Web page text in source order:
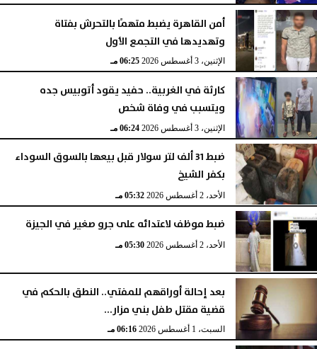
أمن القاهرة يضبط متهمًا بالتحرش بفتاة
وتهديدها في التجمع الأول
الإثنين، 3 أغسطس 2026 06:25 مـ
كارثة في الغربية.. حفيد يقود أتوبيس جده
ويتسبب في وفاة شخص
الإثنين، 3 أغسطس 2026 06:24 مـ
ضبط 31 ألف لتر سولار قبل بيعها بالسوق السوداء
بكفر الشيخ
الأحد، 2 أغسطس 2026 05:32 مـ
ضبط موظف لاعتدائه على جرو صغير في الجيزة
الأحد، 2 أغسطس 2026 05:30 مـ
بعد إحالة أوراقهم للمفتي.. النطق بالحكم في
قضية مقتل طفل بني مزار...
السبت، 1 أغسطس 2026 06:16 مـ